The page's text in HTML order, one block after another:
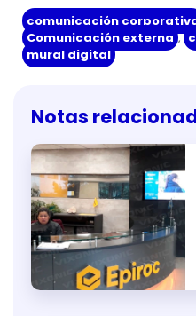
comunicación
Comunicación externa ,
mural digital
Notas